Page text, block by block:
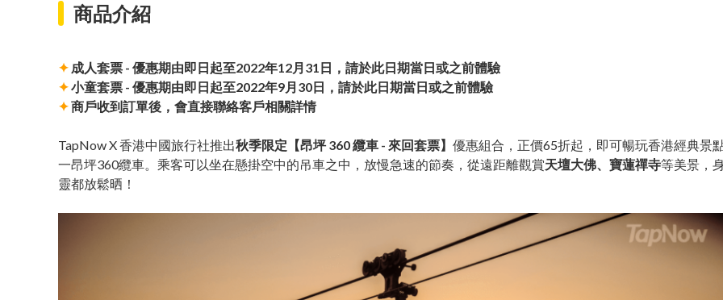
商品介紹
✦ 成人套票 - 優惠期由即日起至2022年12月31日，請於此日期當日或之前體驗
✦小童套票 - 優惠期由即日起至2022年9月30日，請於此日期當日或之前體驗
✦商戶收到訂單後，會直接聯絡客戶相關詳情
TapNow X 香港中國旅行社推出秋季限定【昂坪 360 纜車 - 來回套票】 優惠組合，正價65折起，即可暢玩香港經典景
一昂坪360纜車。乘客可以坐在懸掛空中的吊車之中，放慢急速的節奏，從遠距離觀賞天壇大佛、寶蓮禪寺等美景，
靈都放鬆晒！